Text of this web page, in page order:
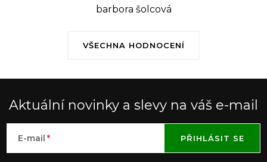
VŠECHNA HODNOCENÍ
barbora šolcová
Aktuální novinky a slevy na váš e-mail
E-mail PŘIHLÁSIT SE